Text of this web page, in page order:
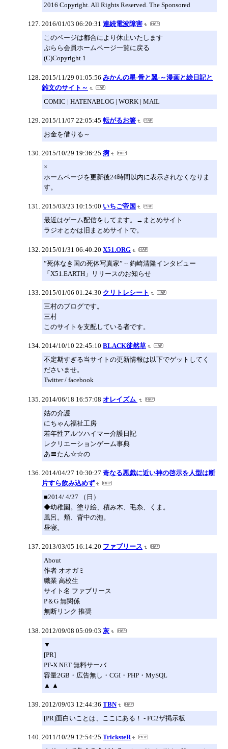
2016 Copyright. All Rights Reserved. The Sponsored
2016/01/03 06:20:31 連続電波障害
このページは都合により休止いたします
ぷらら会員ホームページ一覧に戻る
(C)Copyright 1
2015/11/29 01:05:56 みかんの星-骨と翼-～漫画と絵日記と
雑文のサイト～
COMIC | HATENABLOG | WORK | MAIL
2015/11/07 22:05:45 転がるお箸
お金を借りる～
2015/10/29 19:36:25 痾
×
ホームページを更新後24時間以内に表示されなくなりま
す。
2015/03/23 10:15:00 いちご帝国
最近はゲーム配信をしてます。→まとめサイト
ラジオとかは旧まとめサイトで。
2015/01/31 06:40:20 X51.ORG
”死体なき国の死体写真家” -- 釣崎清隆インタビュー
「X51.EARTH」リリースのお知らせ
2015/01/06 01:24:30 クリトレシート
三村のブログです。
三村
このサイトを支配している者です。
2014/10/10 22:45:10 BLACK徒然草
不定期すぎる当サイトの更新情報は以下でゲットしてく
ださいませ。
Twitter / facebook
2014/06/18 16:57:08 オレイズム
姑の介護
にちゃん福祉工房
若年性アルツハイマー介護日記
レクリエーションゲーム事典
あ〓たん☆☆の
2014/04/27 10:30:27 奇なる悪戯に近い神の啓示を人型は断
片すら飲み込めず
■2014/ 4/27 （日）
◆幼稚園。塗り絵、積み木、毛糸、くま。
風呂。頬、背中の泡。
昼寝。
2013/03/05 16:14:20 ファブリース
About
作者 オオガミ
職業 高校生
サイト名 ファブリース
P＆G 無関係
無断リンク 推奨
2012/09/08 05:09:03 灰
▼
[PR]
PF-X.NET 無料サーバ
容量2GB・広告無し・CGI・PHP・MySQL
▲ ▲
2012/09/03 12:44:36 TBN
[PR]面白いことは、ここにある！ - FC2ザ掲示板
2011/10/29 12:54:25 TricksteR